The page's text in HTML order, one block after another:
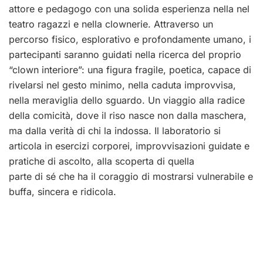
attore e pedagogo con una solida esperienza nella nel
teatro ragazzi e nella clownerie. Attraverso un
percorso fisico, esplorativo e profondamente umano, i
partecipanti saranno guidati nella ricerca del proprio
“clown interiore”: una figura fragile, poetica, capace di
rivelarsi nel gesto minimo, nella caduta improvvisa,
nella meraviglia dello sguardo. Un viaggio alla radice
della comicità, dove il riso nasce non dalla maschera,
ma dalla verità di chi la indossa. Il laboratorio si
articola in esercizi corporei, improvvisazioni guidate e
pratiche di ascolto, alla scoperta di quella
parte di sé che ha il coraggio di mostrarsi vulnerabile e
buffa, sincera e ridicola.